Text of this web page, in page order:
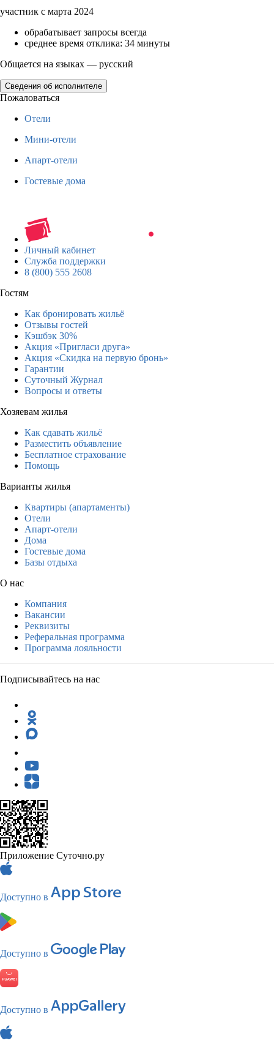
участник с марта 2024
обрабатывает запросы всегда
среднее время отклика: 34 минуты
Общается на языках — русский
Сведения об исполнителе
Пожаловаться
Отели
Мини-отели
Апарт-отели
Гостевые дома
Личный кабинет
Служба поддержки
8 (800) 555 2608
Гостям
Как бронировать жильё
Отзывы гостей
Кэшбэк 30%
Акция «Пригласи друга»
Акция «Скидка на первую бронь»
Гарантии
Суточный Журнал
Вопросы и ответы
Хозяевам жилья
Как сдавать жильё
Разместить объявление
Бесплатное страхование
Помощь
Варианты жилья
Квартиры (апартаменты)
Отели
Апарт-отели
Дома
Гостевые дома
Базы отдыха
О нас
Компания
Вакансии
Реквизиты
Реферальная программа
Программа лояльности
Подписывайтесь на нас
Приложение Суточно.ру
Доступно в
Доступно в
Доступно в